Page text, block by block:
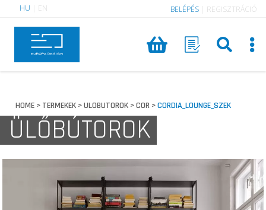
HU EN BELÉPÉS REGISZTRÁCIÓ
HOME > TERMEKEK >ULOBUTOROK >COR >CORDIA_LOUNGE_SZEK
ÜLŐBÚTOROK